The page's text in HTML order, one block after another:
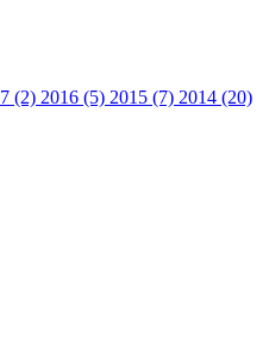
(2) 2016 (5) 2015 (7) 2014 (20)